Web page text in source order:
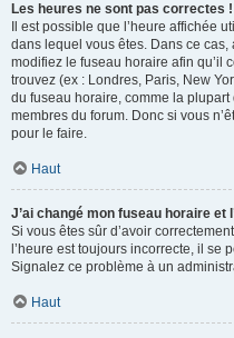
Les heures ne sont pas correctes !
Il est possible que l’heure affichée
dans lequel vous êtes. Dans ce cas,
modifiez le fuseau horaire afin qu’il
trouvez (ex : Londres, Paris, New
du fuseau horaire, comme la plupart
membres du forum. Donc si vous
pour le faire.
Haut
J’ai changé mon fuseau horaire
Si vous êtes sûr d’avoir
l’heure est toujours incorrecte, il se
Signalez ce problème à un
Haut